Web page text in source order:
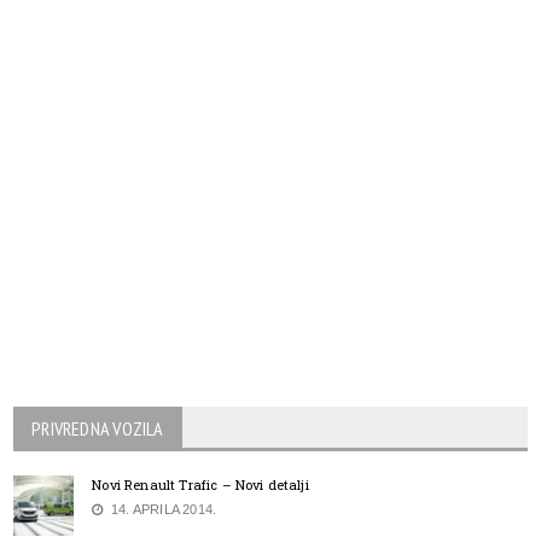
PRIVREDNA VOZILA
Novi Renault Trafic – Novi detalji
14. APRILA 2014.